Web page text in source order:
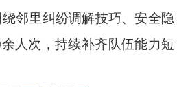
邻里纠纷调解技巧、安全隐
人次，持续补齐队伍能力短